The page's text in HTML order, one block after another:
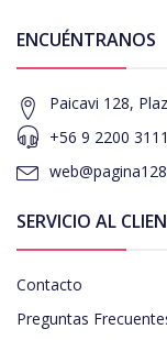
ENCUÉNTRANOS
Paicavi 128,
+56 9 2200 3111
SERVICIO AL
Contacto
Preguntas